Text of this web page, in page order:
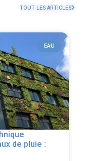
TOUT LES ARTICLES
EAU
de pluie :